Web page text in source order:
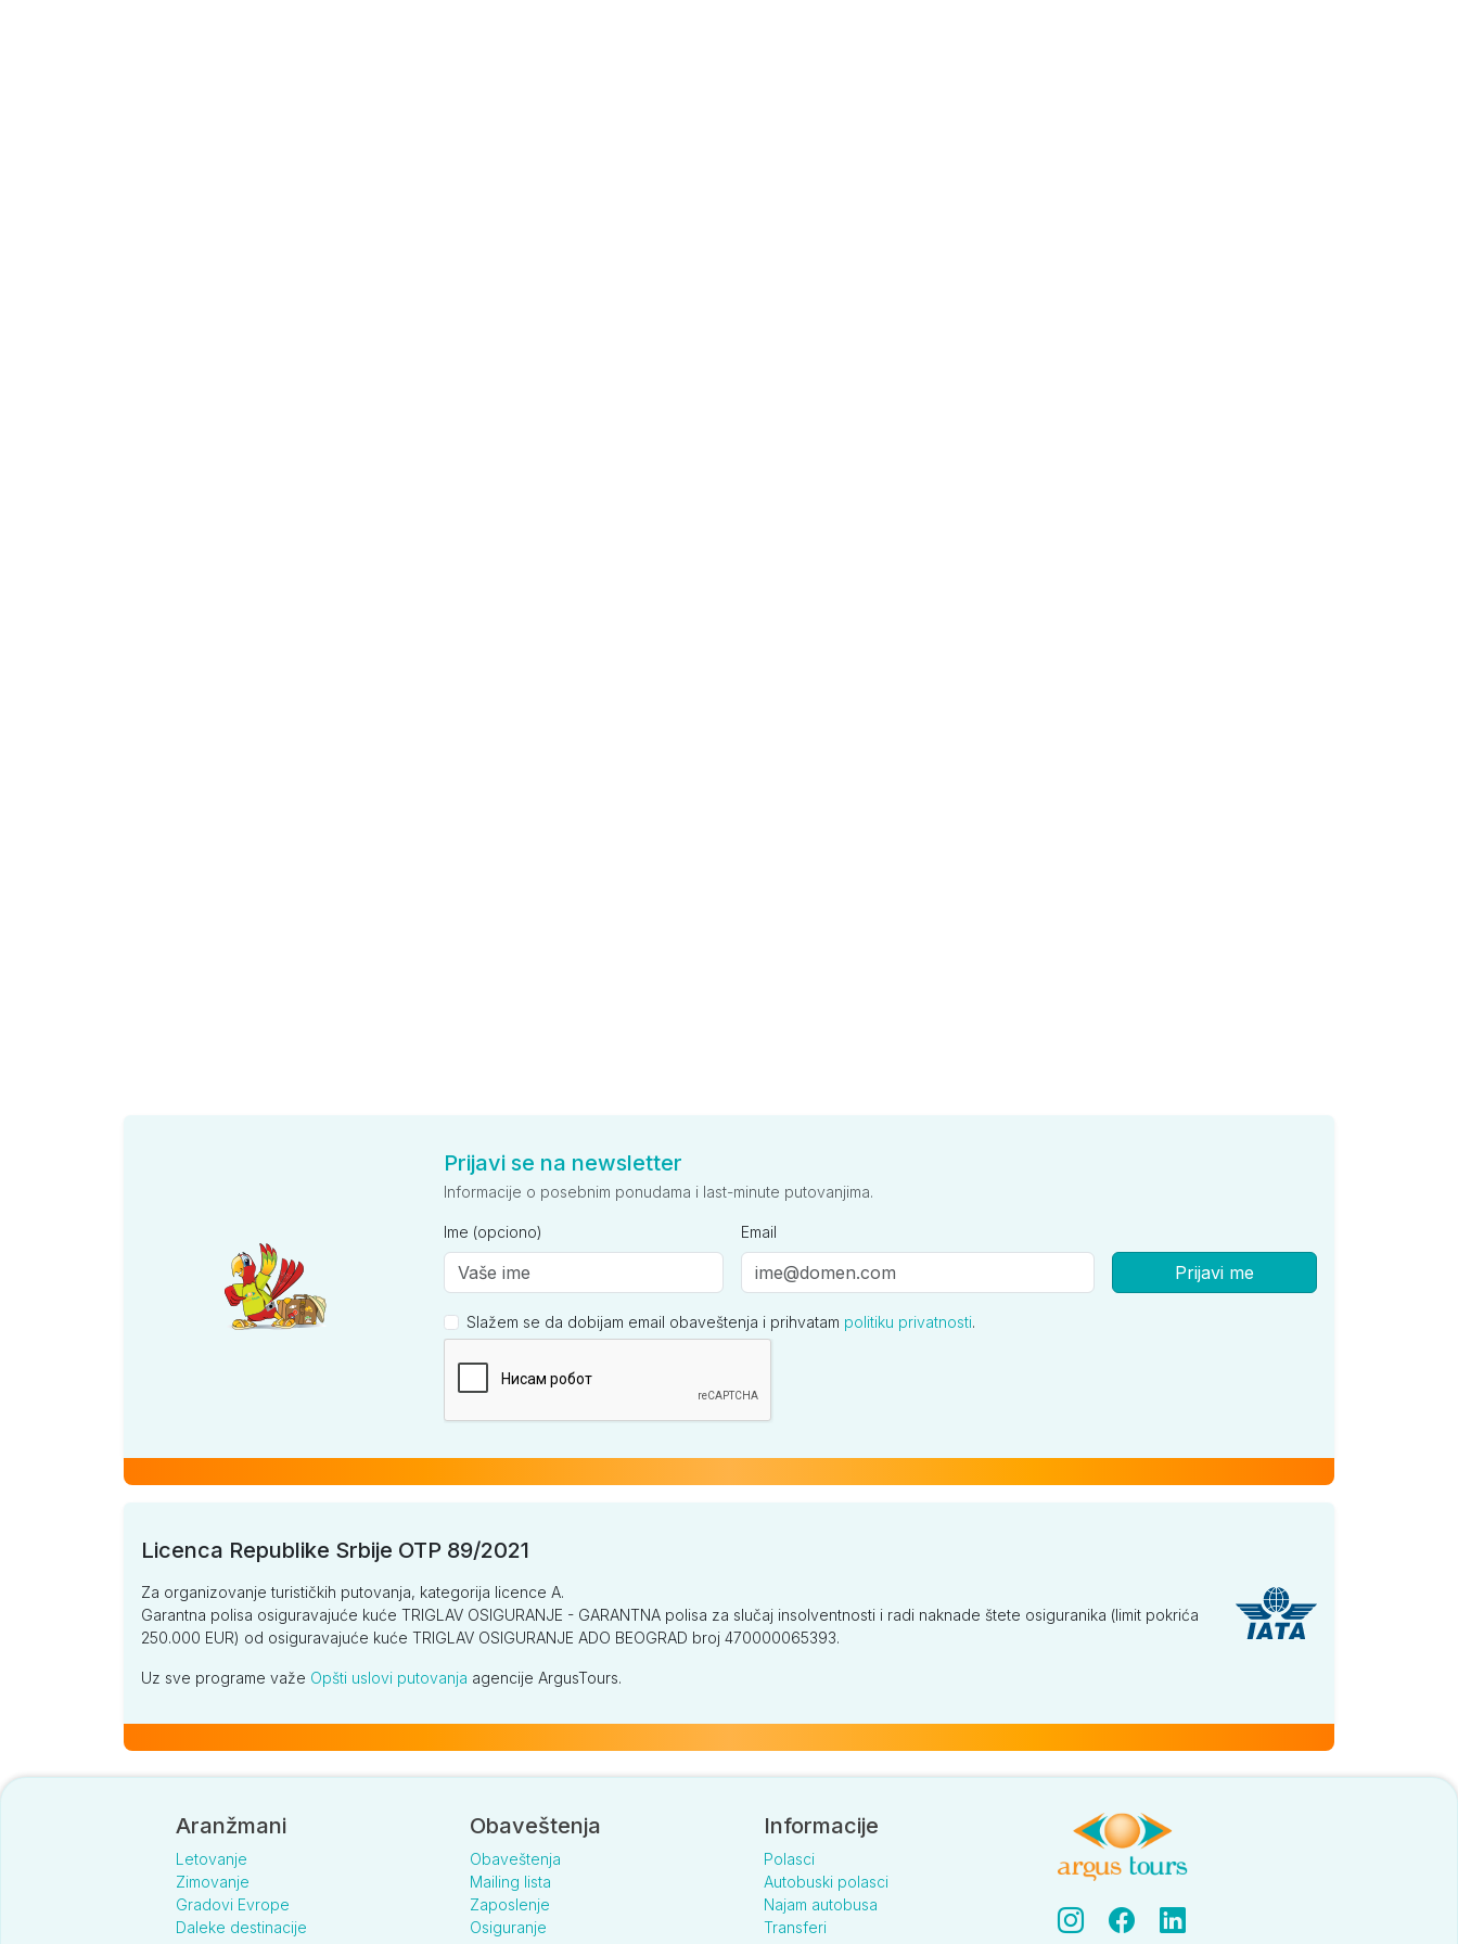
Prijavi se na newsletter
Informacije o posebnim ponudama i last-minute putovanjima.
Ime (opciono) Email
Prijavi me
Slažem se da dobijam email obaveštenja i prihvatam politiku privatnosti.
Licenca Republike Srbije OTP 89/2021
Za organizovanje turističkih putovanja, kategorija licence A.
Garantna polisa osiguravajuće kuće TRIGLAV OSIGURANJE - GARANTNA polisa za slučaj insolventnosti i radi naknade štete osiguranika (limit pokrića
250.000 EUR) od osiguravajuće kuće TRIGLAV OSIGURANJE ADO BEOGRAD broj 470000065393.
Uz sve programe važe Opšti uslovi putovanja agencije ArgusTours.
Aranžmani
Letovanje
Zimovanje
Gradovi Evrope
Daleke destinacije
Obaveštenja
Obaveštenja
Mailing lista
Zaposlenje
Osiguranje
Informacije
Polasci
Autobuski polasci
Najam autobusa
Transferi